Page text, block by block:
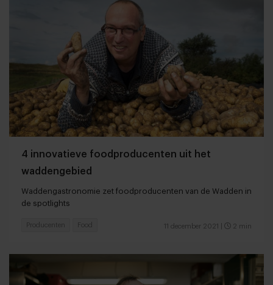
4 innovatieve foodproducenten uit het
waddengebied
Waddengastronomie zet foodproducenten van de Wadden in
de spotlights
11 december 2021 2 min
Producenten Food